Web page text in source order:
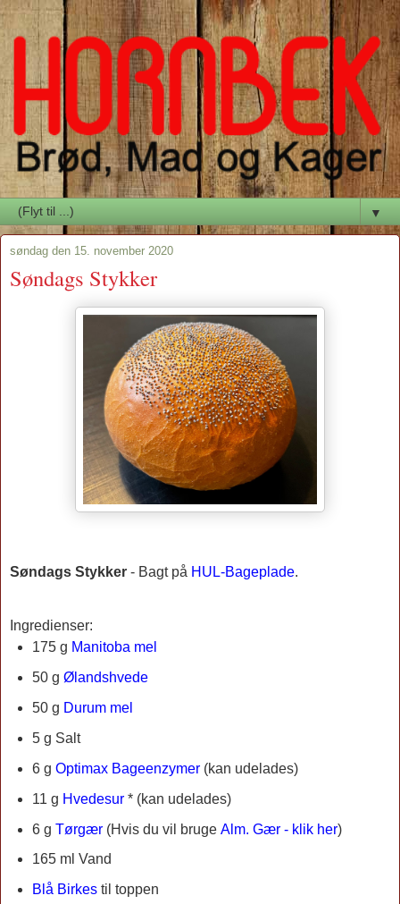
▼
søndag den 15. november 2020
Søndags Stykker
Søndags Stykker - Bagt på HUL-Bageplade.
Ingredienser:
175 g Manitoba mel
50 g Ølandshvede
50 g Durum mel
5 g Salt
6 g Optimax Bageenzymer(kan udelades)
11 g Hvedesur* (kan udelades)
6 g Tørgær (Hvis du vil bruge Alm. Gær - klik her)
165 ml Vand
Blå Birkes til toppen